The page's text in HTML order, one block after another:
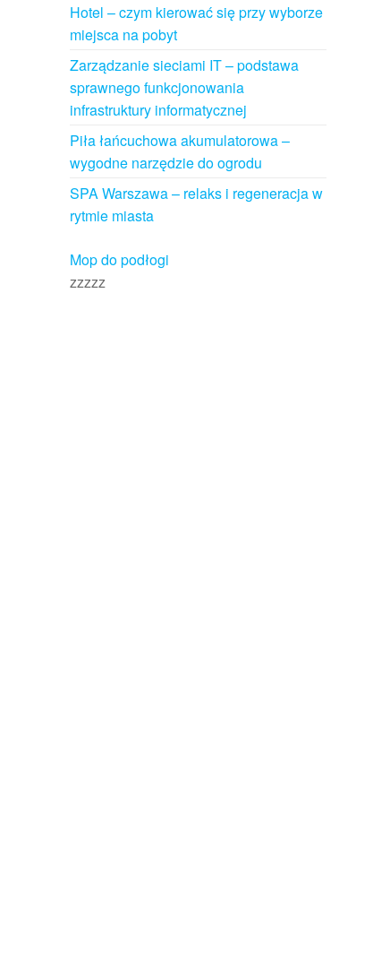
Hotel – czym kierować się przy wyborze
miejsca na pobyt
Zarządzanie sieciami IT – podstawa
sprawnego funkcjonowania
infrastruktury informatycznej
Piła łańcuchowa akumulatorowa –
wygodne narzędzie do ogrodu
SPA Warszawa – relaks i regeneracja w
rytmie miasta
Mop do podłogi
zzzzz